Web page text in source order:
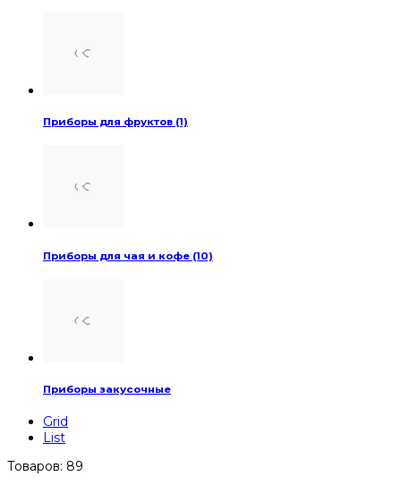
Приборы для фруктов (1)
Приборы для чая и кофе (10)
Приборы закусочные
Grid
List
Товаров: 89